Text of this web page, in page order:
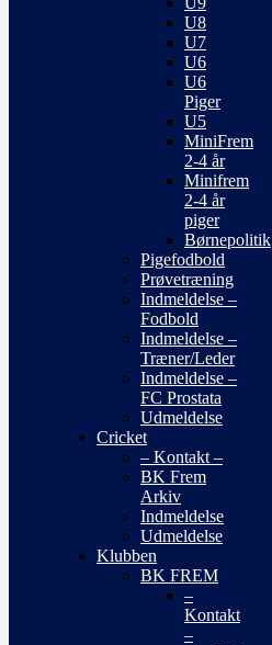
U8
U7
U6
U6
Piger
U5
MiniFrem
2-4 år
Minifrem
2-4 år
piger
Børnepolitik
Pigefodbold
Prøvetræning
Indmeldelse –
Fodbold
Indmeldelse –
Træner/Leder
Indmeldelse –
FC Prostata
Udmeldelse
Cricket
– Kontakt –
BK Frem
Arkiv
Indmeldelse
Udmeldelse
Klubben
BK FREM
–
Kontakt
–